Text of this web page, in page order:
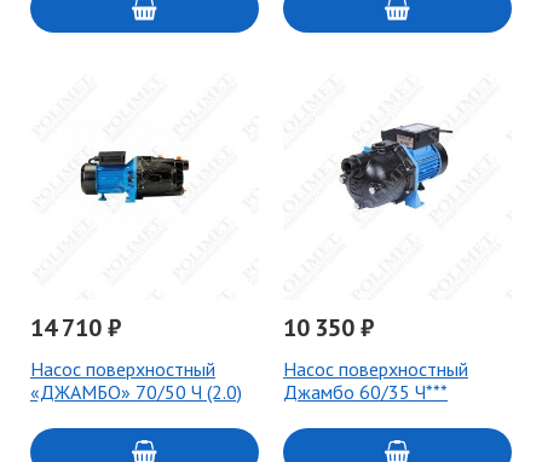
14 710 ₽
Насос поверхностный
«ДЖАМБО» 70/50 Ч (2.0)
10 350 ₽
Насос поверхностный
Джамбо 60/35 Ч***